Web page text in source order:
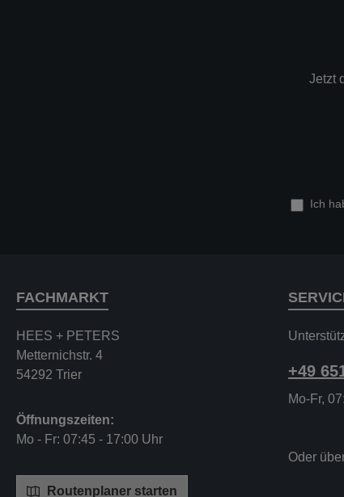
Jetzt
Ich
+49
Mo-Fr,
Oder
FACHMARKT
HEES + PETERS
Metternichstr. 4
54292 Trier
Öffnungszeiten:
Mo - Fr: 07:45 - 17:00 Uhr
Routenplaner starten